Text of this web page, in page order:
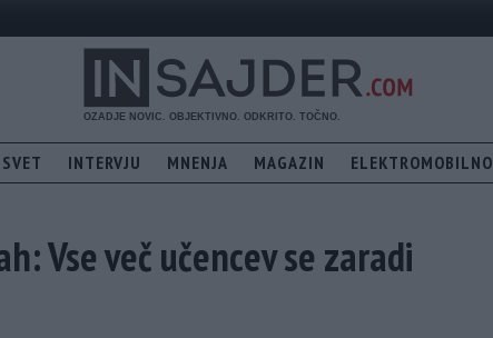
SVET INTERVJU MNENJA MAGAZIN ELEKTROMOBILNO
Vse več učencev se zaradi